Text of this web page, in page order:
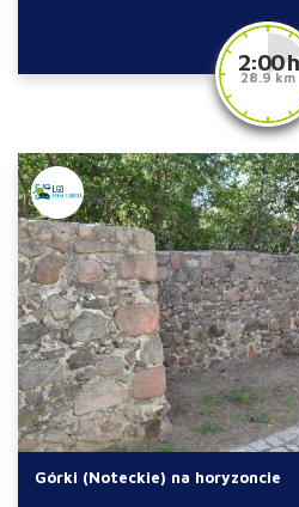
2:00 h
28.9 km
Górki (Noteckie) na horyzoncie